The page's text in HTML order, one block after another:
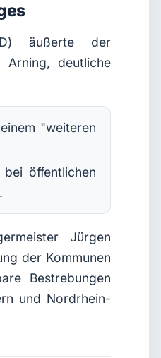
äußerte der
Arning, deutliche
"weiteren
öffentlichen
Jürgen
der Kommunen
Bestrebungen
und Nordrhein-